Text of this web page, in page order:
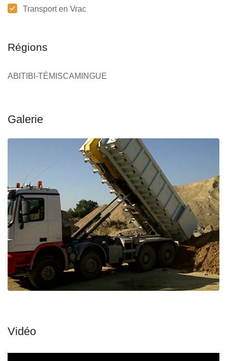
Transport en Vrac
Régions
ABITIBI-TÉMISCAMINGUE